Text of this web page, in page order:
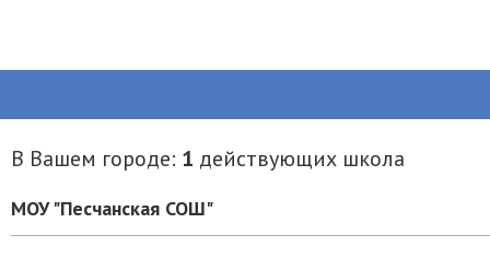
В Вашем городе: 1 действующих школа
МОУ "Песчанская СОШ"